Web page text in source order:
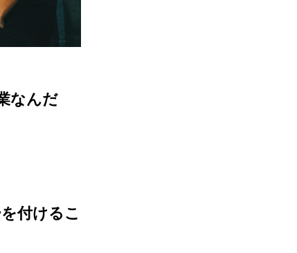
なんだ
付けるこ